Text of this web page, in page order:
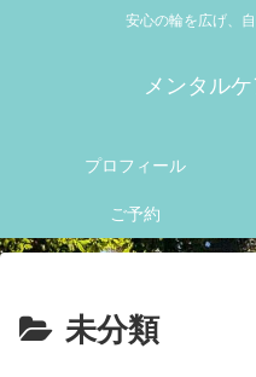
安心の輪を広げ、
メンタル
プロフィール
ご予約
未分類